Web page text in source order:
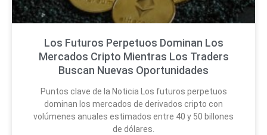
Los Futuros Perpetuos Dominan Los
Mercados Cripto Mientras Los Traders
Buscan Nuevas Oportunidades
Puntos clave de la Noticia Los futuros perpetuos
dominan los mercados de derivados cripto con
volúmenes anuales estimados entre 40 y 50 billones
de dólares.